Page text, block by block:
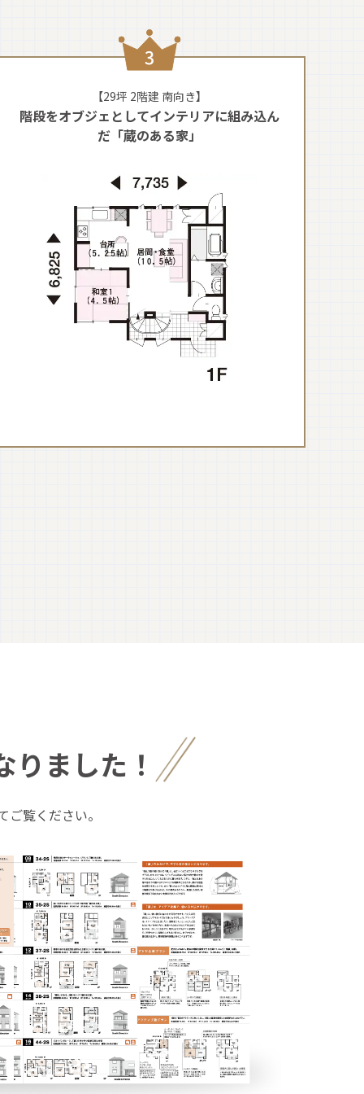
【29坪 2階建 南向き】
階段をオブジェとしてインテリアに組み込ん
だ「蔵のある家」
りました！
覧ください。